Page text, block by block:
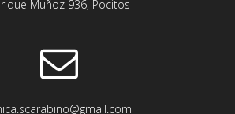
Muñoz 936, Pocitos